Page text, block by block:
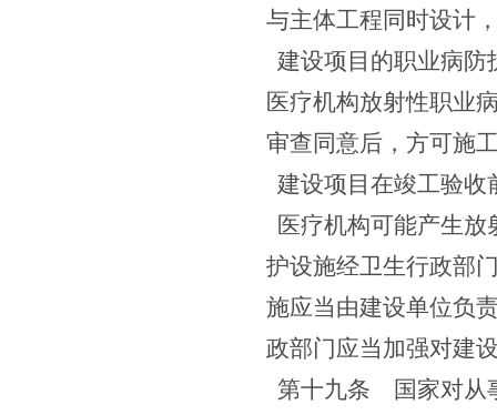
与主体工程同时设计
建设项目的职业病防
医疗机构放射性职业
审查同意后，方可施
建设项目在竣工验收
医疗机构可能产生
护设施经卫生行政部
施应当由建设单位负
政部门应当加强对建
第十九条 国家对从